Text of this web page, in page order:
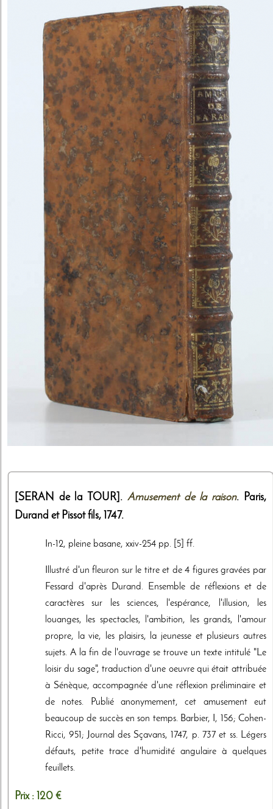
[SERAN de la TOUR]. Amusement de la raison. Paris,
Durand et Pissot fils, 1747.
In-12, pleine basane, xxiv-254 pp. [5] ff.
Illustré d'un fleuron sur le titre et de 4 figures gravées par
Fessard d'après Durand. Ensemble de réflexions et de
caractères sur les sciences, l'espérance, l'illusion, les
louanges, les spectacles, l'ambition, les grands, l'amour
propre, la vie, les plaisirs, la jeunesse et plusieurs autres
sujets. A la fin de l'ouvrage se trouve un texte intitulé "Le
loisir du sage", traduction d'une oeuvre qui était attribuée
à Sénèque, accompagnée d'une réflexion préliminaire et
de notes. Publié anonymement, cet amusement eut
beaucoup de succès en son temps. Barbier, I, 156; Cohen-
Ricci, 951; Journal des Sçavans, 1747, p. 737 et ss. Légers
défauts, petite trace d'humidité angulaire à quelques
feuillets.
Prix : 120 €